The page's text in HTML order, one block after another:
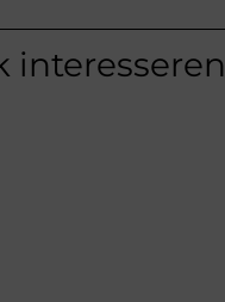
interesseren